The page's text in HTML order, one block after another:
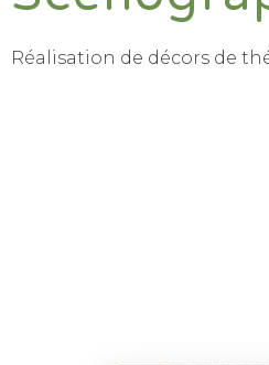
Réalisation de décors de